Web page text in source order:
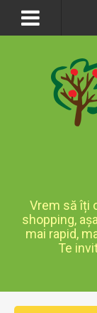
Vrem să îți
shopping,
mai rapid,
Te